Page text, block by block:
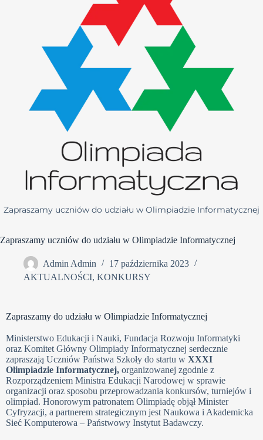
Zapraszamy uczniów do udziału w Olimpiadzie Informatycznej
Zapraszamy uczniów do udziału w Olimpiadzie Informatycznej
Admin Admin
17 października 2023
AKTUALNOŚCI, KONKURSY
Zapraszamy do udziału w Olimpiadzie Informatycznej
Ministerstwo Edukacji i Nauki, Fundacja Rozwoju Informatyki
oraz Komitet Główny Olimpiady Informatycznej serdecznie
zapraszają Uczniów Państwa Szkoły do startu w XXXI
Olimpiadzie Informatycznej, organizowanej zgodnie z
Rozporządzeniem Ministra Edukacji Narodowej w sprawie
organizacji oraz sposobu przeprowadzania konkursów, turniejów i
olimpiad. Honorowym patronatem Olimpiadę objął Minister
Cyfryzacji, a partnerem strategicznym jest Naukowa i Akademicka
Sieć Komputerowa – Państwowy Instytut Badawczy.